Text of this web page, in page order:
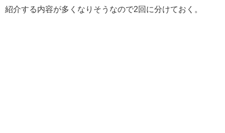
紹介する内容が多くなりそうなので2回に分けておく。